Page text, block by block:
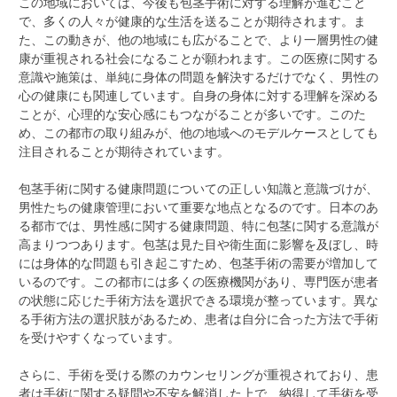
で、多くの人々が健康的な生活を送ることが期待されます。ま
た、この動きが、他の地域にも広がることで、より一層男性の健
康が重視される社会になることが願われます。この医療に関する
意識や施策は、単純に身体の問題を解決するだけでなく、男性の
心の健康にも関連しています。自身の身体に対する理解を深める
ことが、心理的な安心感にもつながることが多いです。このた
め、この都市の取り組みが、他の地域へのモデルケースとしても
注目されることが期待されています。
包茎手術に関する健康問題についての正しい知識と意識づけが、
男性たちの健康管理において重要な地点となるのです。日本のあ
る都市では、男性感に関する健康問題、特に包茎に関する意識が
高まりつつあります。包茎は見た目や衛生面に影響を及ぼし、時
には身体的な問題も引き起こすため、包茎手術の需要が増加して
いるのです。この都市には多くの医療機関があり、専門医が患者
の状態に応じた手術方法を選択できる環境が整っています。異な
る手術方法の選択肢があるため、患者は自分に合った方法で手術
を受けやすくなっています。
さらに、手術を受ける際のカウンセリングが重視されており、患
者は手術に関する疑問や不安を解消した上で、納得して手術を受